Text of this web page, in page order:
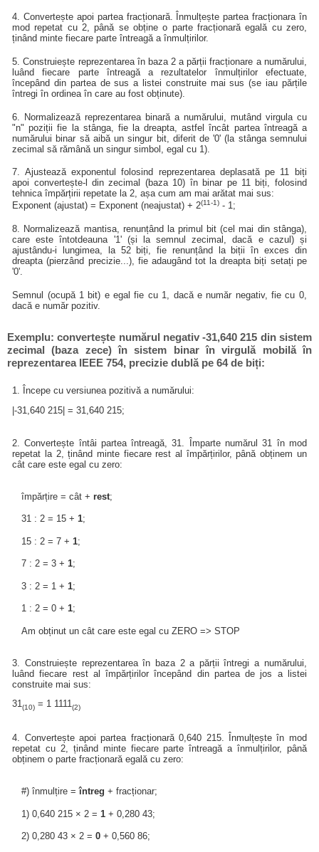
4. Convertește apoi partea fracționară. Înmulțește partea fracționara în
mod repetat cu 2, până se obține o parte fracționară egală cu zero,
ținând minte fiecare parte întreagă a înmulțirilor.
5. Construiește reprezentarea în baza 2 a părții fracționare a numărului,
luând fiecare parte întreagă a rezultatelor înmulțirilor efectuate,
începând din partea de sus a listei construite mai sus (se iau părțile
întregi în ordinea în care au fost obținute).
6. Normalizează reprezentarea binară a numărului, mutând virgula cu
"n" poziții fie la stânga, fie la dreapta, astfel încât partea întreagă a
numărului binar să aibă un singur bit, diferit de '0' (la stânga semnului
zecimal să rămână un singur simbol, egal cu 1).
7. Ajustează exponentul folosind reprezentarea deplasată pe 11 biți
apoi convertește-l din zecimal (baza 10) în binar pe 11 biți, folosind
tehnica împărțirii repetate la 2, așa cum am mai arătat mai sus:
Exponent (ajustat) = Exponent (neajustat) + 2(11-1) - 1;
8. Normalizează mantisa, renunțând la primul bit (cel mai din stânga),
care este întotdeauna '1' (și la semnul zecimal, dacă e cazul) și
ajustându-i lungimea, la 52 biți, fie renunțând la biții în exces din
dreapta (pierzând precizie...), fie adaugând tot la dreapta biți setați pe
'0'.
Semnul (ocupă 1 bit) e egal fie cu 1, dacă e număr negativ, fie cu 0,
dacă e număr pozitiv.
Exemplu: convertește numărul negativ -31,640 215 din sistem
zecimal (baza zece) în sistem binar în virgulă mobilă în
reprezentarea IEEE 754, precizie dublă pe 64 de biți:
1. Începe cu versiunea pozitivă a numărului:
|-31,640 215| = 31,640 215;
2. Convertește întâi partea întreagă, 31. Împarte numărul 31 în mod
repetat la 2, ținând minte fiecare rest al împărțirilor, până obținem un
cât care este egal cu zero:
împărțire = cât + rest;
31 : 2 = 15 + 1;
15 : 2 = 7 + 1;
7 : 2 = 3 + 1;
3 : 2 = 1 + 1;
1 : 2 = 0 + 1;
Am obținut un cât care este egal cu ZERO => STOP
3. Construiește reprezentarea în baza 2 a părții întregi a numărului,
luând fiecare rest al împărțirilor începând din partea de jos a listei
construite mai sus:
31(10) = 1 1111(2)
4. Convertește apoi partea fracționară 0,640 215. Înmulțește în mod
repetat cu 2, ținând minte fiecare parte întreagă a înmulțirilor, până
obținem o parte fracționară egală cu zero:
#) înmulțire =întreg + fracționar;
1) 0,640 215 × 2 = 1+ 0,280 43;
2) 0,280 43 × 2 = 0+ 0,560 86;